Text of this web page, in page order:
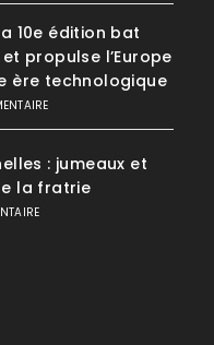
10e édition bat
propulse l’Europe
ère technologique
: jumeaux et
la fratrie